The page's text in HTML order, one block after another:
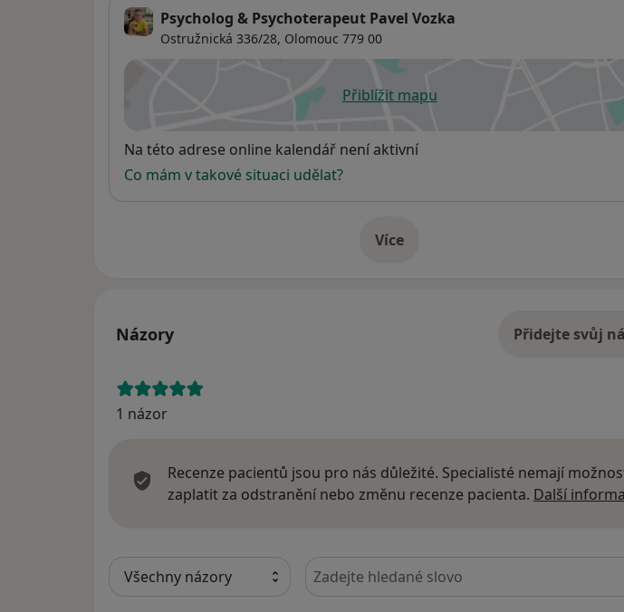
Psycholog & Psychoterapeut Pavel Vozka
Ostružnická 336/28, Olomouc 779 00
Přiblížit mapuse otevře v nové záložce
Dostupnost
Na této adrese online kalendář není aktivní
Co mám v takové situaci udělat?
Víceo adrese
Názory Přidejte svůj
1 názor
Recenze pacientů jsou pro nás důležité. Specialisté nemají
zaplatit za odstranění nebo změnu recenze pacienta. Další
Hledejte v názorech